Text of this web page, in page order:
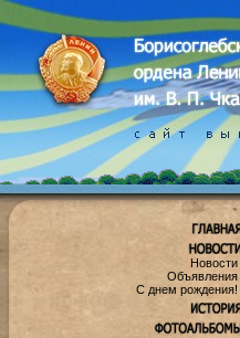
Новости
Объявления
С днем рождения!